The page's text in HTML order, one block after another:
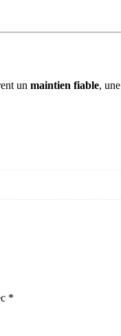
un maintien fiable, une
*